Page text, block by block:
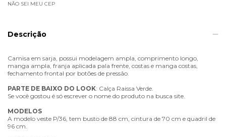
NÃO SEI MEU CEP
Descrição
Camisa em sarja, possui modelagem ampla, comprimento longo,
manga ampla, franja aplicada pala frente, costas e manga costas,
fechamento frontal por botões de pressão.
PARTE DE BAIXO DO LOOK: Calça Raissa Verde.
Se você gostou é só escrever o nome do produto na busca site.
MODELOS
A modelo veste P/36, tem busto de 88 cm, cintura de 70 cm e quadril de
96 cm.